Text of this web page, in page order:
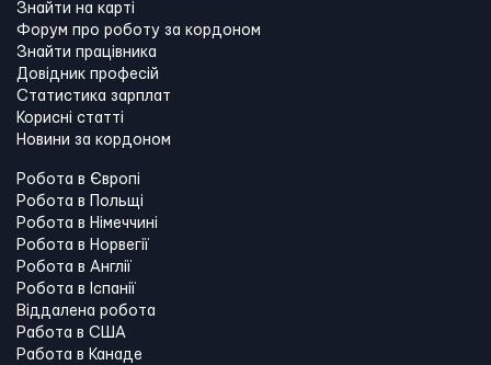
Знайти на карті
Форум про роботу за кордоном
Знайти працівника
Довідник професій
Статистика зарплат
Корисні статті
Новини за кордоном
Робота в Європі
Робота в Польщі
Робота в Німеччині
Робота в Норвегії
Робота в Англії
Робота в Іспанії
Віддалена робота
Работа в США
Работа в Канадe